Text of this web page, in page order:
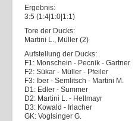
Ergebnis:
3:5 (1:4|1:0|1:1)
Tore der Ducks:
Martini L., Müller (2)
Aufstellung der Ducks:
F1: Monschein - Pecnik - Gartner
F2: Sükar - Müller - Pfeiler
F3: Iber - Semlitsch - Martini M.
D1: Edler - Summer
D2: Martini L. - Hellmayr
D3: Kowald - Irlacher
GK: Voglsinger G.